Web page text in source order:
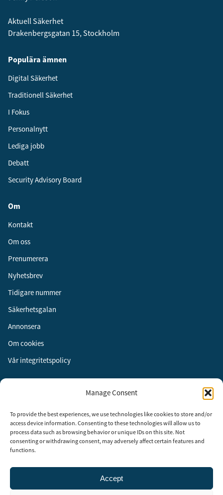
Manage Consent
To provide the best experiences, we use technologies like cookies to store and/or
access device information. Consenting to these technologies will allow us to
process data such as browsing behavior or unique IDs on this site. Not
consenting or withdrawing consent, may adversely affect certain features and
functions.
Accept
Aktuell Säkerhet
Drakenbergsgatan 15, Stockholm
Populära ämnen
Digital Säkerhet
Traditionell Säkerhet
I Fokus
Personalnytt
Lediga jobb
Debatt
Security Advisory Board
Om
Kontakt
Om oss
Prenumerera
Nyhetsbrev
Tidigare nummer
Säkerhetsgalan
Annonsera
Om cookies
Vår integritetspolicy
Instagram
LinkedIn